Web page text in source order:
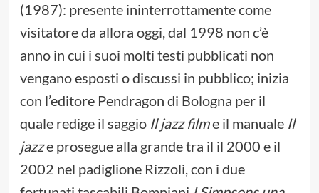
(1987): presente ininterrottamente come
visitatore da allora oggi, dal 1998 non c’è
anno in cui i suoi molti testi pubblicati non
vengano esposti o discussi in pubblico; inizia
con l’editore Pendragon di Bologna per il
quale redige il saggio Il jazz filme il manuale Il
jazze prosegue alla grande tra il il 2000 e il
2002 nel padiglione Rizzoli, con i due